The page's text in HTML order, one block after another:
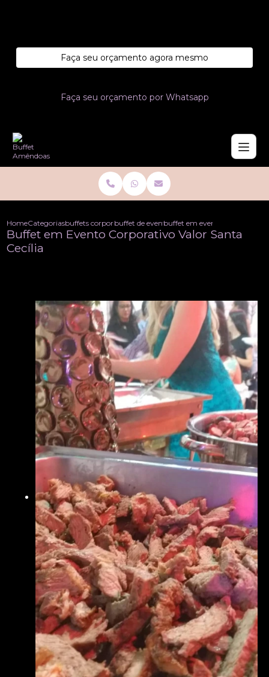
Faça seu orçamento agora mesmo
Faça seu orçamento por Whatsapp
HomeCategoriasbuffets corporativobuffet de evento corporativobuffet em evento corporativo
Buffet em Evento Corporativo Valor Santa
Cecília